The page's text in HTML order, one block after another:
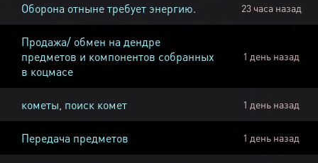
Оборона отныне требует энергию. 23 часа назад
Продажа/ обмен на дендре
предметов и компонентов собранных
в коцмасе
1 день назад
кометы, поиск комет 1 день назад
Передача предметов 1 день назад